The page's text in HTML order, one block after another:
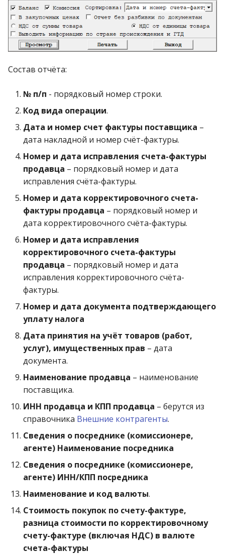
Состав отчёта:
№ п/п - порядковый номер строки.
Код вида операции.
Дата и номер счет фактуры поставщика –
дата накладной и номер счёт-фактуры.
Номер и дата исправления счета-фактуры
продавца – порядковый номер и дата
исправления счёта-фактуры.
Номер и дата корректировочного счета-
фактуры продавца – порядковый номер и
дата корректировочного счёта-фактуры.
Номер и дата исправления
корректировочного счета-фактуры
продавца – порядковый номер и дата
исправления корректировочного счёта-
фактуры.
Номер и дата документа подтверждающего
уплату налога
Дата принятия на учёт товаров (работ,
услуг), имущественных прав – дата
документа.
Наименование продавца – наименование
поставщика.
ИНН продавца и КПП продавца – берутся из
справочника Внешние контрагенты.
Сведения о посреднике (комиссионере,
агенте) Наименование посредника
Сведения о посреднике (комиссионере,
агенте) ИНН/КПП посредника
Наименование и код валюты.
Стоимость покупок по счету-фактуре,
разница стоимости по корректировочному
счету-фактуре (включая НДС) в валюте
счета-фактуры